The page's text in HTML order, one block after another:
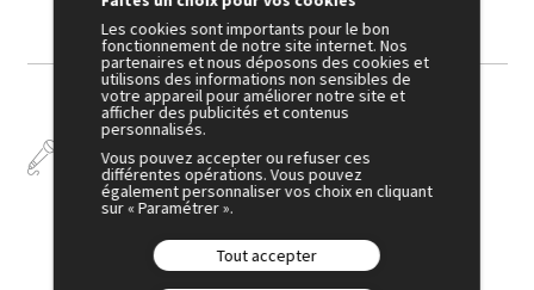
Interventions
Les cookies sont importants pour le bon
fonctionnement de notre site internet. Nos
partenaires et nous déposons des cookies et
utilisons des informations non sensibles de
votre appareil pour améliorer notre site et
afficher des publicités et contenus
personnalisés.
Vous pouvez accepter ou refuser ces
différentes opérations. Vous pouvez
également personnaliser vos choix en cliquant
sur « Paramétrer ».
Tout accepter